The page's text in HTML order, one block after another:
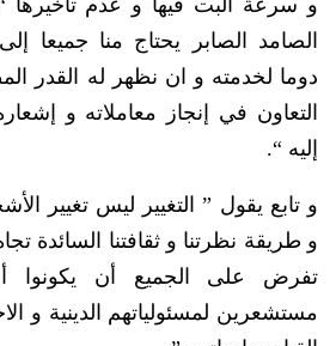
و سرعة البت فيها و عدم تأخيرها
الصامد الصابر يحتاج منا جميعا
دوما لخدمته و ان نظهر له القدر
التعاون في إنجاز معاملاته و
إليه “.
و تابع يقول ” التغيير ليس تغيير
و طريقة نظرتنا و ثقافتنا السائدة
تفرض على الجميع أن يكونوا
مستشعرين لمسئولياتهم الدينية و